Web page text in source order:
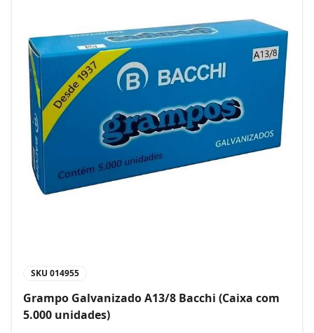
SKU 014955
Grampo Galvanizado A13/8 Bacchi (Caixa com
5.000 unidades)